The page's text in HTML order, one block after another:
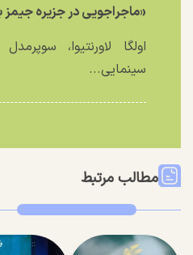
«ماجراجویی در جزیره جیمز
اولگا لاورنتیوا،
سینمایی...
مطالب مرتبط